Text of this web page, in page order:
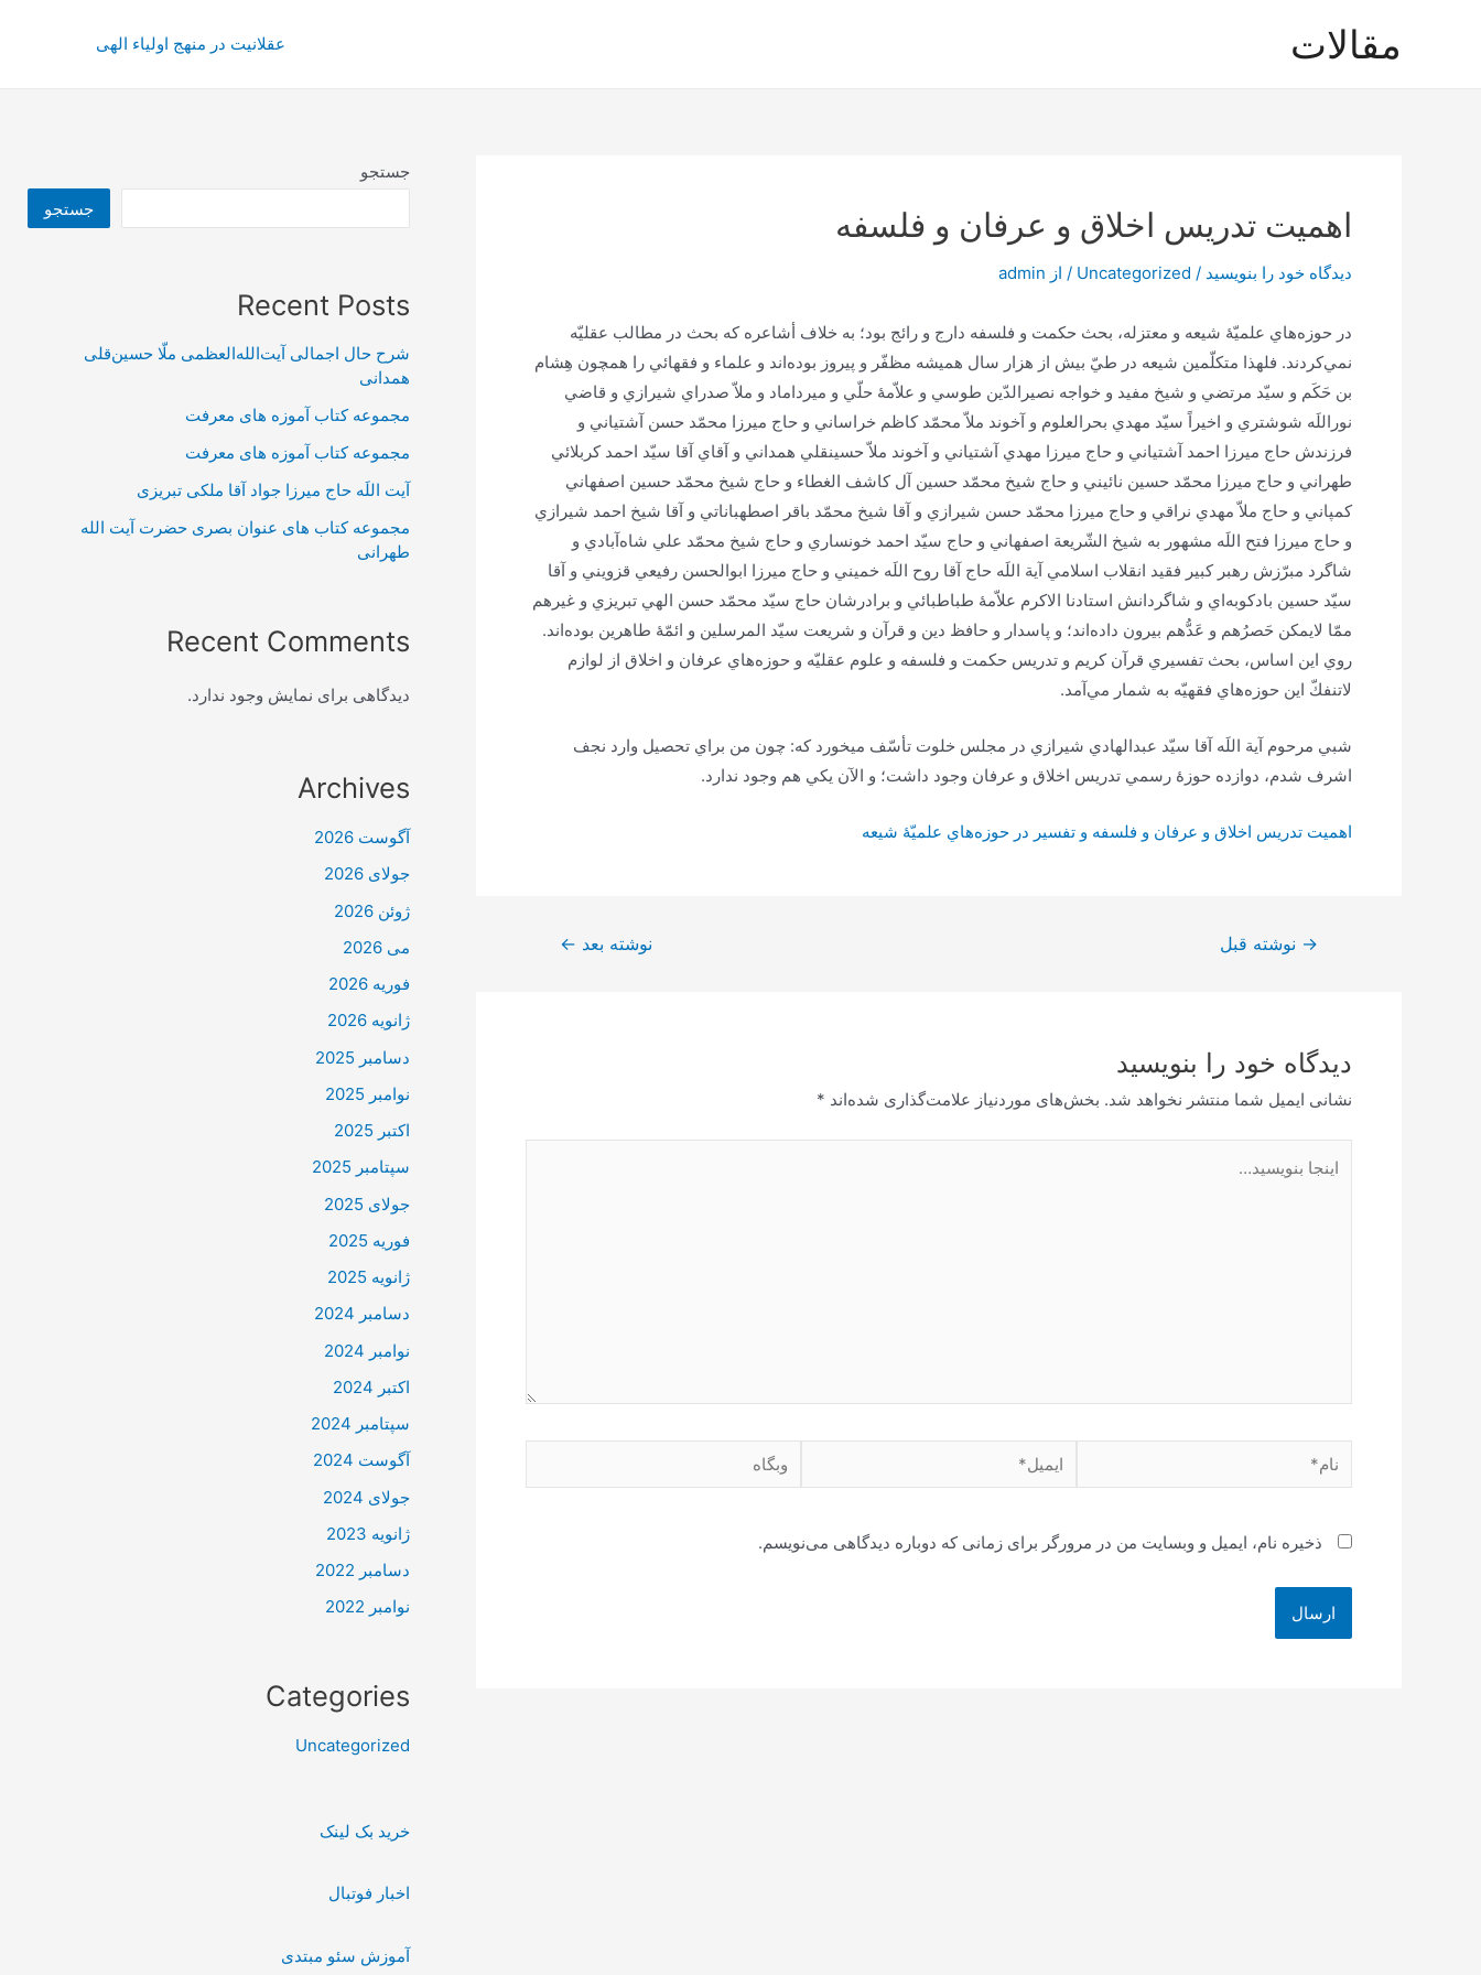
مقالات عقلانیت در منهج اولیاء الهی
اهمیت تدريس‌ اخلاق‌ و عرفان‌ و فلسفه‌
دیدگاه‌ خود را بنویسید /
Uncategorized / از admin
در حوزه‌هاي‌ علميّۀ شيعه‌ و معتزله‌، بحث‌ حكمت‌ و فلسفه‌ دارج‌ و رائج‌ بود؛ به‌ خلاف‌ أشاعره‌ كه‌ بحث‌ در مطالب‌ عقليّه‌
نمي‌كردند. فلهذا متكلّمين‌ شيعه‌ در طيّ بيش‌ از هزار سال‌ هميشه‌ مظفّر و پيروز بوده‌اند و علماء و فقهائي‌ را همچون‌ هِشام‌
بن‌ حَكَم‌ و سيّد مرتضي‌ و شيخ‌ مفيد و خواجه‌ نصيرالدّين‌ طوسي‌ و علاّمۀ حلّي‌ و ميرداماد و ملاّ صدراي‌ شيرازي‌ و قاضي‌
نوراللَه‌ شوشتري‌ و اخيراً سيّد مهدي‌ بحرالعلوم‌ و آخوند ملاّ محمّد كاظم‌ خراساني‌ و حاج‌ ميرزا محمّد حسن‌ آشتياني‌ و
فرزندش‌ حاج‌ ميرزا احمد آشتياني‌ و حاج‌ ميرزا مهدي‌ آشتياني‌ و آخوند ملاّ حسينقلي‌ همداني‌ و آقاي‌ آقا سيّد احمد كربلائي‌
طهراني‌ و حاج‌ ميرزا محمّد حسين‌ نائيني‌ و حاج‌ شيخ‌ محمّد حسين‌ آل‌ كاشف‌ الغطاء و حاج‌ شيخ‌ محمّد حسين‌ اصفهاني‌
كمپاني‌ و حاج‌ ملاّ مهدي‌ نراقي‌ و حاج‌ ميرزا محمّد حسن‌ شيرازي‌ و آقا شيخ‌ محمّد باقر اصطهباناتي‌ و آقا شيخ‌ احمد شيرازي‌
و حاج‌ ميرزا فتح‌ اللَه‌ مشهور به‌ شيخ‌ الشّريعة‌ اصفهاني‌ و حاج‌ سيّد احمد خونساري‌ و حاج‌ شيخ‌ محمّد علي‌ شاه‌آبادي‌ و
شاگرد مبرّزش‌ رهبر كبير فقيد انقلاب‌ اسلامي‌ آية‌ اللَه‌ حاج‌ آقا روح‌ اللَه‌ خميني‌ و حاج‌ ميرزا ابوالحسن‌ رفيعي‌ قزويني‌ و آقا
سيّد حسين‌ بادكوبه‌اي‌ و شاگردانش‌ استادنا الاكرم‌ علاّمۀ طباطبائي‌ و برادرشان‌ حاج‌ سيّد محمّد حسن‌ الهي‌ تبريزي‌ و غيرهم‌
ممّا لايمكن‌ حَصرُهم‌ و عَدُّهم‌ بيرون‌ داده‌اند؛ و پاسدار و حافظ‌ دين‌ و قرآن‌ و شريعت‌ سيّد المرسلين‌ و ائمّۀ طاهرين‌ بوده‌اند.
روي‌ اين‌ اساس‌، بحث‌ تفسيري‌ قرآن‌ كريم‌ و تدريس‌ حكمت‌ و فلسفه‌ و علوم‌ عقليّه‌ و حوزه‌هاي‌ عرفان‌ و اخلاق‌ از لوازم‌
لاتنفكّ اين‌ حوزه‌هاي‌ فقهيّه‌ به‌ شمار مي‌آمد.
شبي‌ مرحوم‌ آية‌ اللَه‌ آقا سيّد عبدالهادي‌ شيرازي‌ در مجلس‌ خلوت‌ تأسّف‌ ميخورد كه‌: چون‌ من‌ براي‌ تحصيل‌ وارد نجف‌
اشرف‌ شدم‌، دوازده‌ حوزۀ رسمي‌ تدريس‌ اخلاق‌ و عرفان‌ وجود داشت‌؛ و الآن‌ يكي‌ هم‌ وجود ندارد.
اهمیت تدريس‌ اخلاق‌ و عرفان‌ و فلسفه‌ و تفسير در حوزه‌هاي‌ علميّۀ شيعه‌
راهبری
→ نوشته قبل نوشته بعد ←
دیدگاه‌ خود را بنویسید
نشانی ایمیل شما منتشر نخواهد شد. بخش‌های موردنیاز علامت‌گذاری شده‌اند *
بنویسید…
نام* ایمیل* وبگاه
ذخیره نام، ایمیل و وبسایت من در مرورگر برای زمانی که دوباره دیدگاهی می‌نویسم.
جستجو
جستجو
Recent Posts
شرح حال اجمالی آیت‌الله‌العظمی ملّا حسین‌قلی
همدانی
مجموعه کتاب آموزه های معرفت
مجموعه کتاب آموزه های معرفت
آیت اللَه حاج میرزا جواد آقا ملکی تبریزی
مجموعه کتاب های عنوان بصری حضرت آیت الله
طهرانی
Recent Comments
دیدگاهی برای نمایش وجود ندارد.
Archives
آگوست 2026
جولای 2026
ژوئن 2026
می 2026
فوریه 2026
ژانویه 2026
دسامبر 2025
نوامبر 2025
اکتبر 2025
سپتامبر 2025
جولای 2025
فوریه 2025
ژانویه 2025
دسامبر 2024
نوامبر 2024
اکتبر 2024
سپتامبر 2024
آگوست 2024
جولای 2024
ژانویه 2023
دسامبر 2022
نوامبر 2022
Categories
Uncategorized
خرید بک لینک
اخبار فوتبال
آموزش سئو مبتدی